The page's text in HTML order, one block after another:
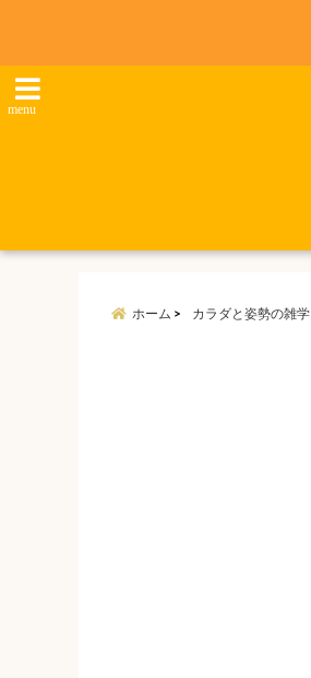
menu
ホーム カラダと姿勢の雑学